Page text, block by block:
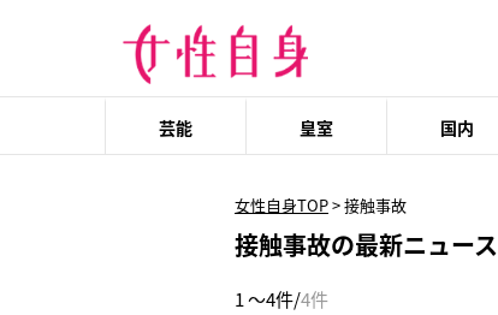
芸能 皇室 国内
女性自身TOP>接触事故
接触事故の最新ニュース
1 ～4件/4件